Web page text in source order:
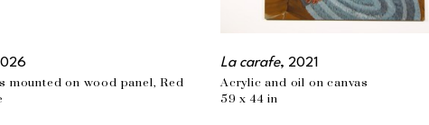
la classe moyenne de
nourries par sa vie
des scènes frontales, à
de la nudité renforce
mounted on wood panel, Red
La carafe, 2021
Acrylic and oil on canvas
59 x 44 in